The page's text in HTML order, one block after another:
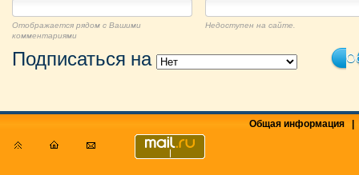
Отображается рядом с Вашими
комментариями
Недоступен на сайте.
Подписаться на
Общая информация